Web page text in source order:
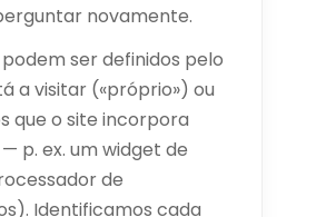
novamente.
ser definidos pelo
a visitar («próprio») ou
que o site incorpora
p. ex. um widget de
de
Identificamos cada